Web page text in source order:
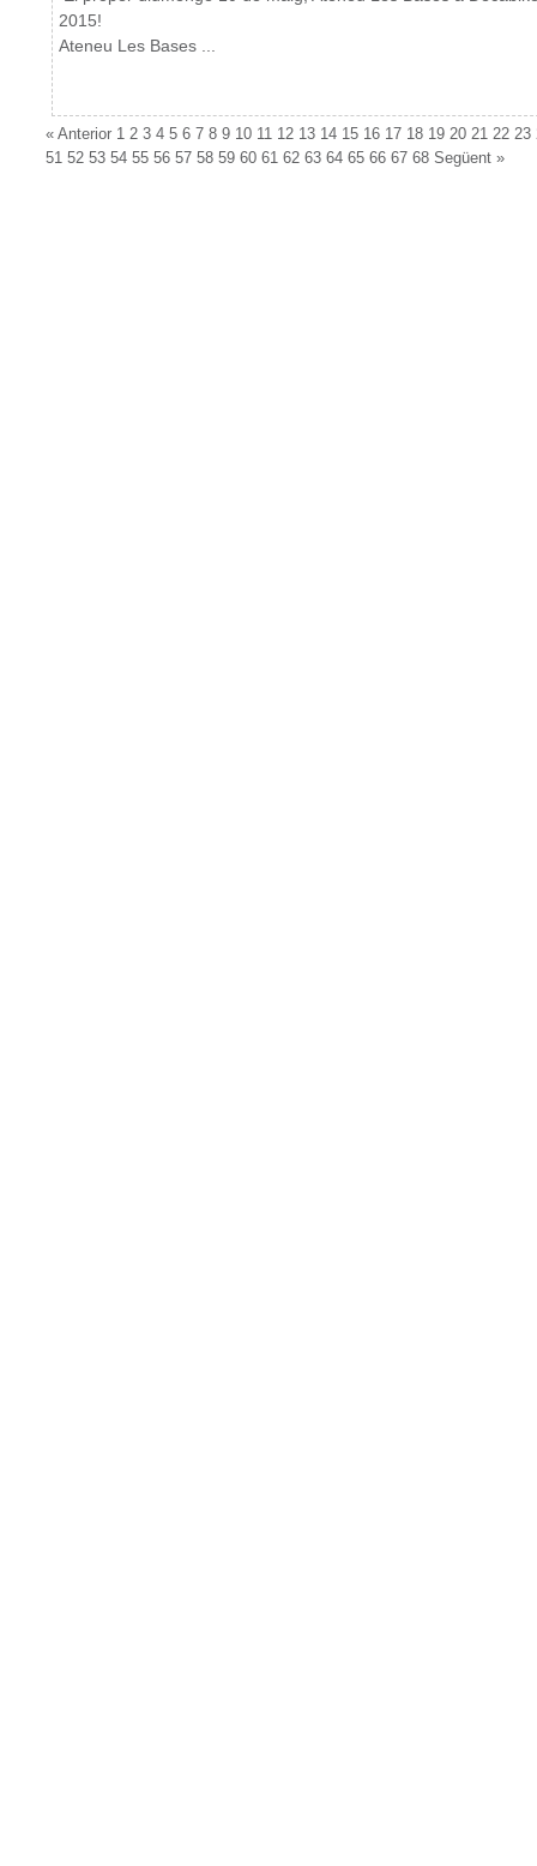
2015!
Ateneu Les Bases ...
« Anterior 1 2 3 4 5 6 7 8 9 10 11 12 13 14 15 16 17 18 19 20 21 22 23
51 52 53 54 55 56 57 58 59 60 61 62 63 64 65 66 67 68 Següent »